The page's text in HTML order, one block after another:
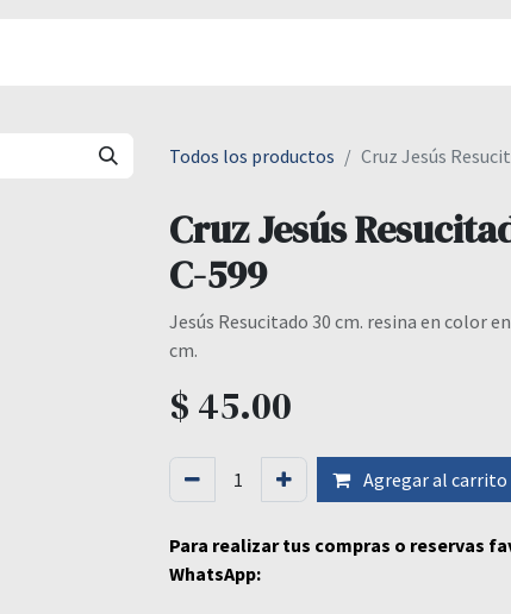
Todos los productos Cruz Jesús
Cruz Jesús
C-599
Jesús Resucitado 30 cm. resina en color
cm.
$ 45.00
Agregar al carrito
Para realizar tus compras o reservas
WhatsApp: